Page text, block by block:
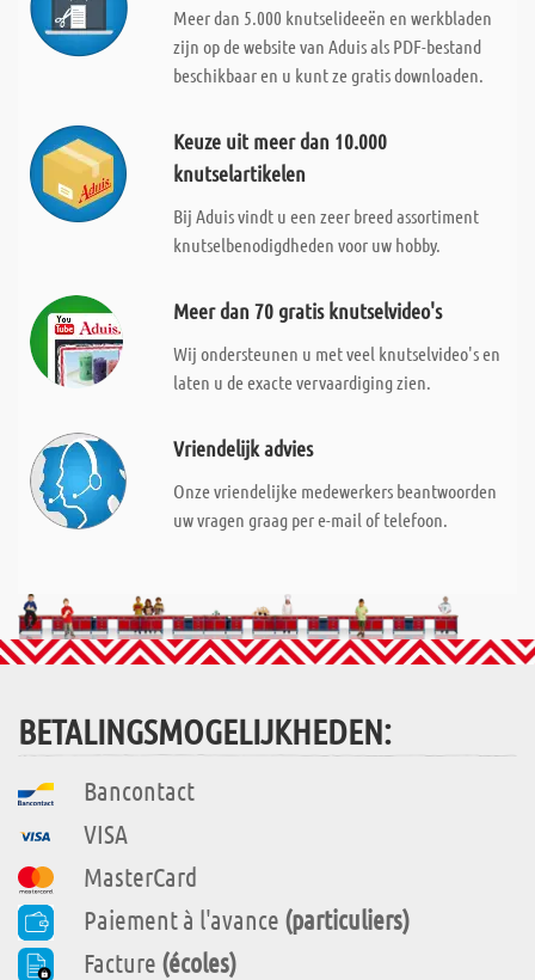
Meer dan 5.000 knutselideeën en werkbladen
zijn op de website van Aduis als PDF-bestand
beschikbaar en u kunt ze gratis downloaden.
Keuze uit meer dan 10.000
knutselartikelen
Bij Aduis vindt u een zeer breed assortiment
knutselbenodigdheden voor uw hobby.
Meer dan 70 gratis knutselvideo's
Wij ondersteunen u met veel knutselvideo's en
laten u de exacte vervaardiging zien.
Vriendelijk advies
Onze vriendelijke medewerkers beantwoorden
uw vragen graag per e-mail of telefoon.
BETALINGSMOGELIJKHEDEN:
Bancontact
VISA
MasterCard
Paiement à l'avance (particuliers)
Facture (écoles)